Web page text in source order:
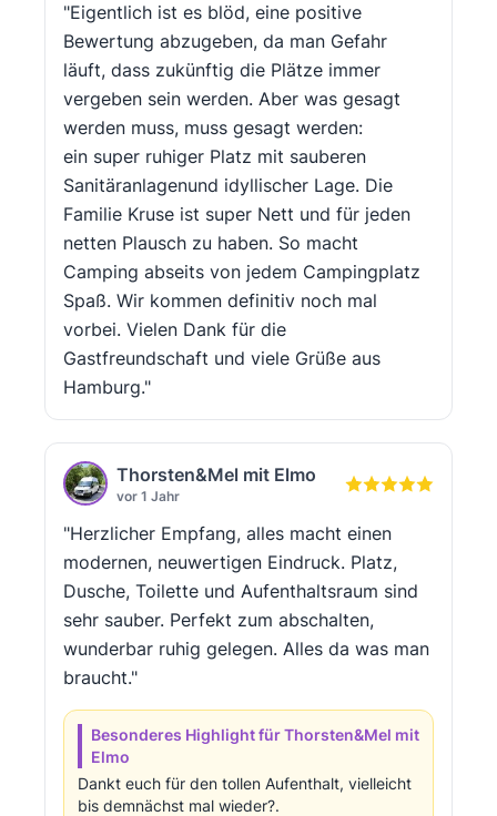
"Eigentlich ist es blöd, eine positive
Bewertung abzugeben, da man Gefahr
läuft, dass zukünftig die Plätze immer
vergeben sein werden. Aber was gesagt
werden muss, muss gesagt werden:
ein super ruhiger Platz mit sauberen
Sanitäranlagenund idyllischer Lage. Die
Familie Kruse ist super Nett und für jeden
netten Plausch zu haben. So macht
Camping abseits von jedem Campingplatz
Spaß. Wir kommen definitiv noch mal
vorbei. Vielen Dank für die
Gastfreundschaft und viele Grüße aus
Hamburg."
Thorsten&Mel mit Elmo
vor 1 Jahr
"Herzlicher Empfang, alles macht einen
modernen, neuwertigen Eindruck. Platz,
Dusche, Toilette und Aufenthaltsraum sind
sehr sauber. Perfekt zum abschalten,
wunderbar ruhig gelegen. Alles da was man
braucht."
Besonderes Highlight für Thorsten&Mel mit
Elmo
Dankt euch für den tollen Aufenthalt, vielleicht
bis demnächst mal wieder?.